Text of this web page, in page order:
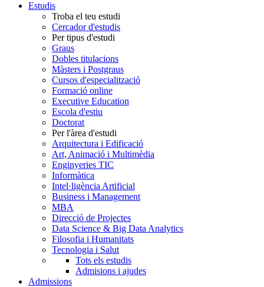
Estudis
Troba el teu estudi
Cercador d'estudis
Per tipus d'estudi
Graus
Dobles titulacions
Màsters i Postgraus
Cursos d'especialització
Formació online
Executive Education
Escola d'estiu
Doctorat
Per l'àrea d'estudi
Arquitectura i Edificació
Art, Animació i Multimèdia
Enginyeries TIC
Informàtica
Intel·ligència Artificial
Business i Management
MBA
Direcció de Projectes
Data Science & Big Data Analytics
Filosofia i Humanitats
Tecnologia i Salut
Tots els estudis
Admisions i ajudes
Admissions